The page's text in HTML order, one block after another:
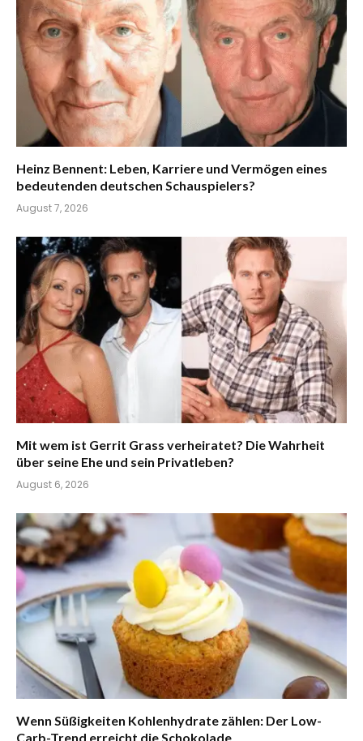
Heinz Bennent: Leben, Karriere und Vermögen eines
bedeutenden deutschen Schauspielers?
August 7, 2026
Mit wem ist Gerrit Grass verheiratet? Die Wahrheit
über seine Ehe und sein Privatleben?
August 6, 2026
Wenn Süßigkeiten Kohlenhydrate zählen: Der Low-
Carb-Trend erreicht die Schokolade